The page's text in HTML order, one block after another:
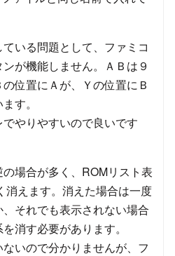
いる問題として、ファミコ
が機能しません。ＡＢは９
位置にＡが、Ｙの位置にＢ
す。
でやりやすいので良いです
場合が多く、ROMリスト表
消えます。消えた場合は一度
それでも表示されない場合
消す必要があります。
ないので分かりませんが、フ